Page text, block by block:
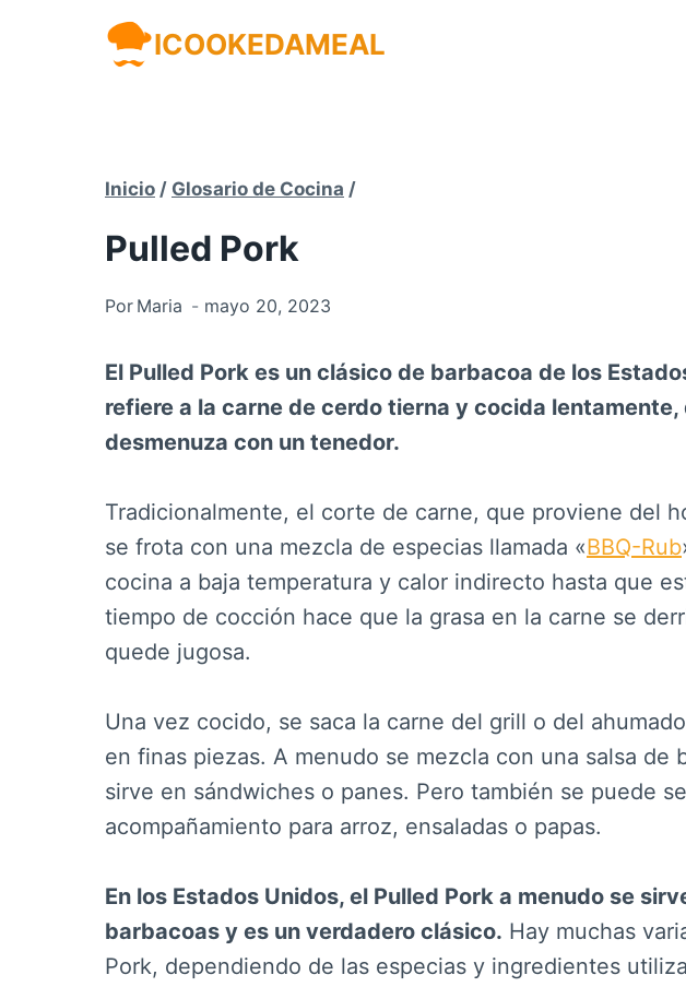
ICOOKEDAMEAL
Inicio / Glosario de Cocina /
Pulled Pork
Por Maria mayo 20, 2023
El Pulled Pork es un clásico de barbacoa de los
refiere a la carne de cerdo tierna y cocida lentamente,
desmenuza con un tenedor.
Tradicionalmente, el corte de carne, que proviene del
se frota con una mezcla de especias llamada «BBQ-Rub
cocina a baja temperatura y calor indirecto hasta que
tiempo de cocción hace que la grasa en la carne se
quede jugosa.
Una vez cocido, se saca la carne del grill o del
en finas piezas. A menudo se mezcla con una salsa de
sirve en sándwiches o panes. Pero también se puede
acompañamiento para arroz, ensaladas o papas.
En los Estados Unidos, el Pulled Pork a menudo se
barbacoas y es un verdadero clásico. Hay muchas
Pork, dependiendo de las especias y ingredientes